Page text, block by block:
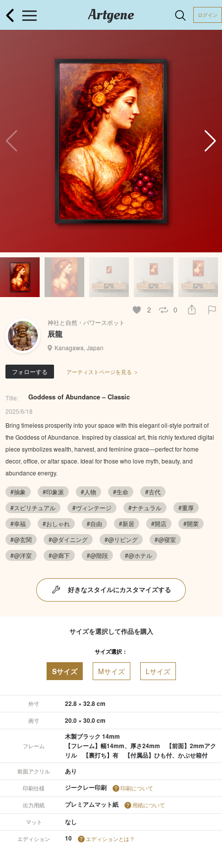
Artgene ログイン
2 0
神社と自然・パワースポット
辰龍
Kanagawa, Japan
フォローする アーティストページを見る ＞
Title: Goddess of Abundance – Classic
2025/6/18
Bring timeless prosperity into your space with this elegant oil-style portrait of
the Goddess of Abundance. Inspired by classical art, this richly textured digital
piece symbolizes wealth, harvest, and feminine grace—perfect for home
decor, office, or altar space. Ideal for those who love myth, beauty, and
abundance energy.
#抽象 #印象派 #人物 #生命
#古代
#スピリチュアル
#ヴィンテージ #ナチュラル
#重厚
#幸福
#おしゃれ #自由 #新居 #開店
#開業
#@玄関
#@ダイニング #@リビング
#@寝室
#@洋室
#@廊下 #@階段 #@ホテル
好きなスタイルにカスタマイズする
サイズを選択して作品を購入
サイズ選択：
Sサイズ Mサイズ Lサイズ
外寸 22.8 × 32.8 cm
画寸 20.0 × 30.0 cm
フレーム
木製ブラック 14mm
【フレーム】幅14mm、厚さ24mm 【前面】2mmアク
リル 【裏打ち】有 【付属品】ひも付、かぶせ箱付
前面アクリル あり
印刷仕様 ジークレー印刷 印刷について
出力用紙 プレミアムマット紙 用紙について
マット なし
エディション 10 エディションとは？